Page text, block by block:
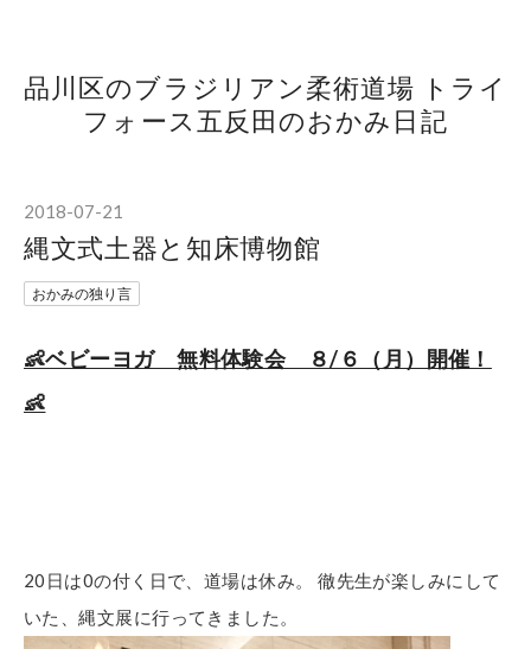
品川区のブラジリアン柔術道場 トライ
フォース五反田のおかみ日記
2018-07-21
縄文式土器と知床博物館
おかみの独り言
👶ベビーヨガ 無料体験会 ８/６（月）開催！
👶
20日は0の付く日で、道場は休み。 徹先生が楽しみにして
いた、縄文展に行ってきました。